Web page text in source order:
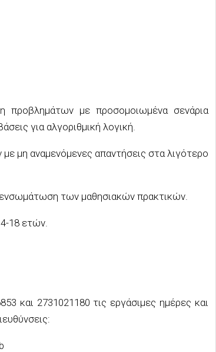
προβλημάτων με προσομοιωμένα σενάρια
για αλγοριθμική λογική.
μη αναμενόμενες απαντήσεις στα λιγότερο
των μαθησιακών πρακτικών.
18 ετών.
και 2731021180 τις εργάσιμες ημέρες και